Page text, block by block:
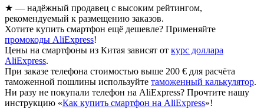
★ — надёжный продавец с высоким рейтингом,
рекомендуемый к размещению заказов.
Хотите купить смартфон ещё дешевле? Применяйте
промокоды AliExpress!
Цены на смартфоны из Китая зависят от курс доллара
AliExpress.
При заказе телефона стоимостью выше 200 € для расчёта
таможенной пошлины используйте таможенный калькулятор.
Ни разу не покупали телефон на AliExpress? Прочтите нашу
инструкцию «Как купить смартфон на AliExpress»!